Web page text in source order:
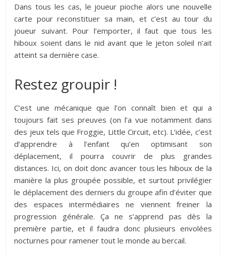
Dans tous les cas, le joueur pioche alors une nouvelle
carte pour reconstituer sa main, et c’est au tour du
joueur suivant. Pour l’emporter, il faut que tous les
hiboux soient dans le nid avant que le jeton soleil n’ait
atteint sa dernière case.
Restez groupir !
C’est une mécanique que l’on connaît bien et qui a
toujours fait ses preuves (on l’a vue notamment dans
des jeux tels que Froggie, Little Circuit, etc). L’idée, c’est
d’apprendre à l’enfant qu’en optimisant son
déplacement, il pourra couvrir de plus grandes
distances. Ici, on doit donc avancer tous les hiboux de la
manière la plus groupée possible, et surtout privilégier
le déplacement des derniers du groupe afin d’éviter que
des espaces intermédiaires ne viennent freiner la
progression générale. Ça ne s’apprend pas dès la
première partie, et il faudra donc plusieurs envolées
nocturnes pour ramener tout le monde au bercail.